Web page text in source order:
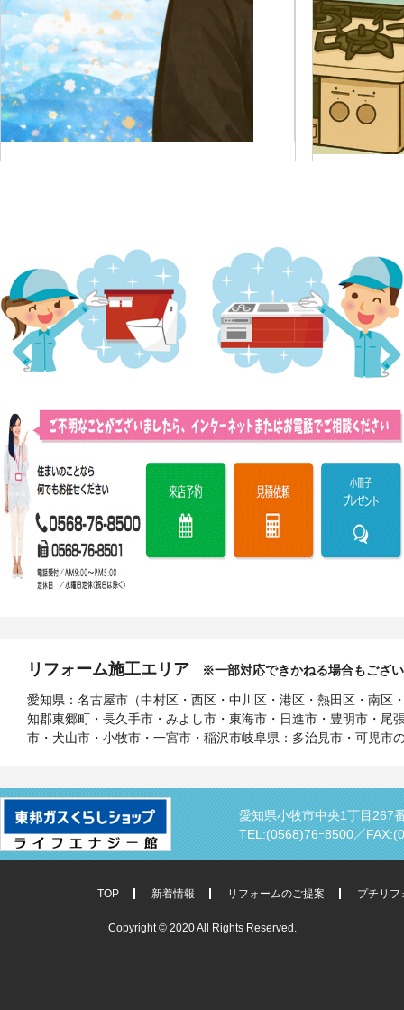
リフォーム施工エリア ※一部対応できかねる場合もござ
愛知県：名古屋市（中村区・西区・中川区・港区・熱田区・南
知郡東郷町・長久手市・みよし市・東海市・日進市・豊明市・
市・犬山市・小牧市・一宮市・稲沢市岐阜県：多治見市・可児市
愛知県小牧市中央1丁目267
TEL:(0568)76ｰ8500／
TOP 新着情報 リフォームのご提案 プチリフ
Copyright © 2020 All Rights Reserved.